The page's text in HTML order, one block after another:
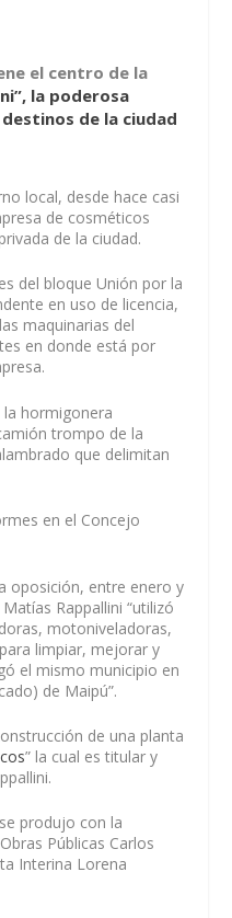
el centro de la
la poderosa
de la ciudad
local, desde hace casi
de cosméticos
de la ciudad.
del bloque Unión por la
en uso de licencia,
maquinarias del
en donde está por
hormigonera
trompo de la
que delimitan
en el Concejo
oposición, entre enero y
Rappallini “utilizó
motoniveladoras,
limpiar, mejorar y
el mismo municipio en
de Maipú”.
de una planta
” la cual es titular y
produjo con la
Públicas Carlos
Interina Lorena